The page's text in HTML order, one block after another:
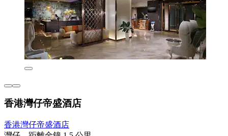
香港灣仔帝盛酒店
香港灣仔帝盛酒店